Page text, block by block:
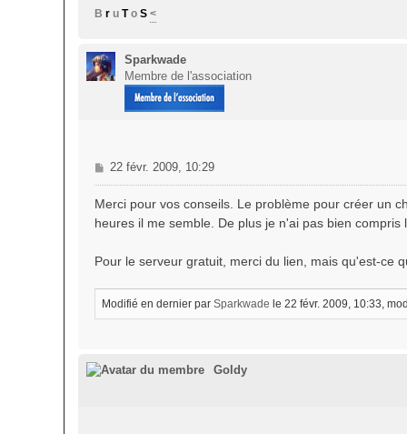
e
B r u T o S <
Sparkwade
Membre de l'association
M
e
s
a
e
22 févr. 2009, 10:29
Merci pour vos conseils. Le problème pour créer un
heures il me semble. De plus je n'ai pas bien
Pour le serveur gratuit, merci du lien, mais qu'est-ce
Modifié en dernier par Sparkwade le 22 févr. 2009, 10:33,
Goldy